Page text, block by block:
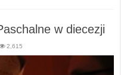
w diecezji
2,615